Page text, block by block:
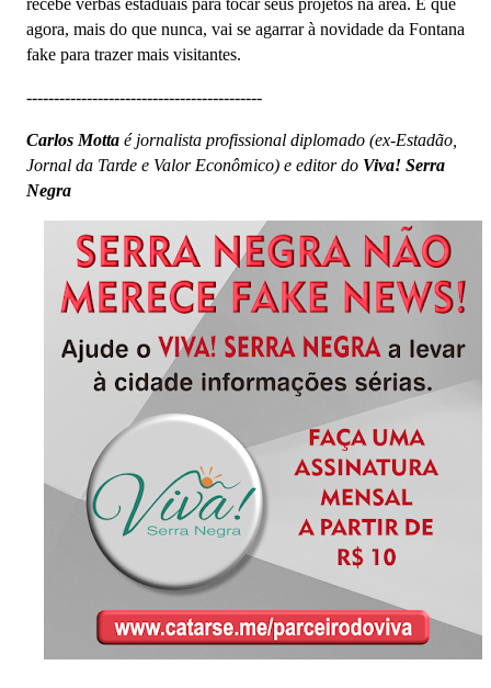
agora, mais do que nunca, vai se agarrar à novidade da Fontana
fake para trazer mais visitantes.
-------------------------------------------
Carlos Motta é jornalista profissional diplomado (ex-Estadão,
Jornal da Tarde e Valor Econômico) e editor do Viva! Serra
Negra